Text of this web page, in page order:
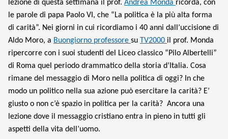
lezione di questa settimana il prof. Andrea Monda ricorda, con
le parole di papa Paolo VI, che “La politica è la più alta forma
di carità”. Nei giorni in cui ricordiamo i 40 anni dall’uccisione di
Aldo Moro, a Buongiorno professore su TV2000 il prof. Monda
ripercorre con i suoi studenti del Liceo classico “Pilo Albertelli”
di Roma quel periodo drammatico della storia d’Italia. Cosa
rimane del messaggio di Moro nella politica di oggi? In che
modo un politico nella sua azione può esercitare la carità? E’
giusto o non c’è spazio in politica per la carità? Ancora una
lezione dove il messaggio cristiano entra in pieno in tutti gli
aspetti della vita dell’uomo.